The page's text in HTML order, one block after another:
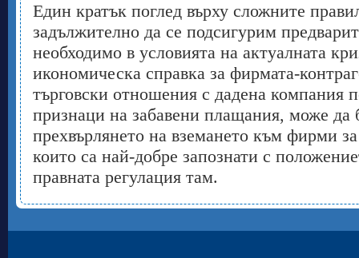
Един кратък поглед върху сложните
задължително да се подсигурим
необходимо в условията на актуалната
икономическа справка за фирмата-
търговски отношения с дадена компания
признаци на забавени плащания, може да
прехвърлянето на вземането към фирми
които са най-добре запознати с
правната регулация там.